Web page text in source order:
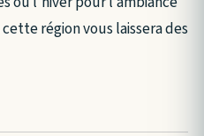
région vous laissera des